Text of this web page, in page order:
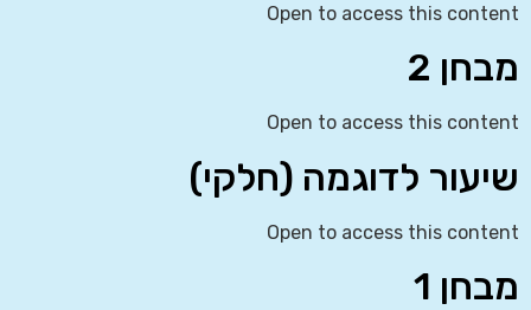
Open to access this content
מבחן 2
Open to access this content
שיעור לדוגמה (חלקי)
Open to access this content
מבחן 1